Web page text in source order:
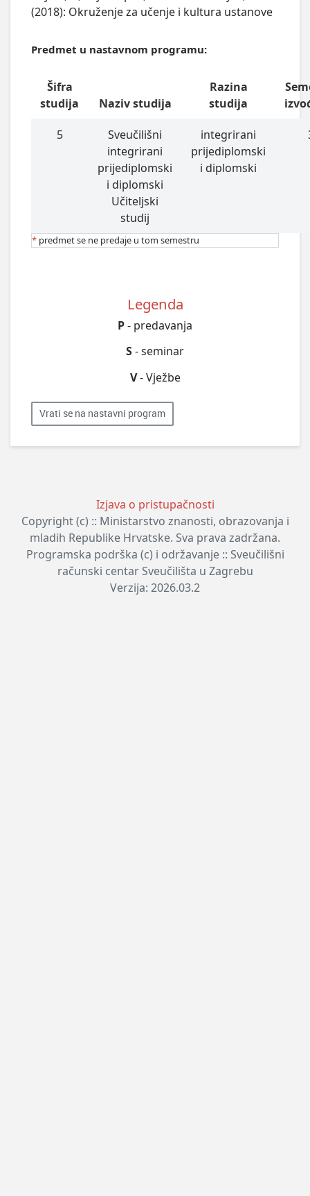
(2018): Okruženje za učenje i kultura ustanove
Predmet u nastavnom programu:
Šifra
studija
Naziv studija
Razina
studija
5
Sveučilišni
integrirani
prijediplomski
i diplomski
Učiteljski
studij
integrirani
prijediplomski
i diplomski
* predmet se ne predaje u tom semestru
Legenda
P- predavanja
S- seminar
V- Vježbe
Vrati se na nastavni program
Izjava o pristupačnosti
Copyright (c) :: Ministarstvo znanosti, obrazovanja i
mladih Republike Hrvatske. Sva prava zadržana.
Programska podrška (c) i održavanje :: Sveučilišni
računski centar Sveučilišta u Zagrebu
Verzija: 2026.03.2